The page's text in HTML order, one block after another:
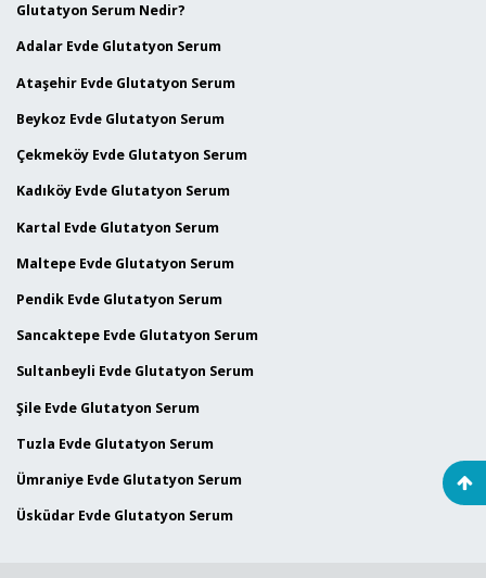
Glutatyon Serum Nedir?
Adalar Evde Glutatyon Serum
Ataşehir Evde Glutatyon Serum
Beykoz Evde Glutatyon Serum
Çekmeköy Evde Glutatyon Serum
Kadıköy Evde Glutatyon Serum
Kartal Evde Glutatyon Serum
Maltepe Evde Glutatyon Serum
Pendik Evde Glutatyon Serum
Sancaktepe Evde Glutatyon Serum
Sultanbeyli Evde Glutatyon Serum
Şile Evde Glutatyon Serum
Tuzla Evde Glutatyon Serum
Ümraniye Evde Glutatyon Serum
Üsküdar Evde Glutatyon Serum